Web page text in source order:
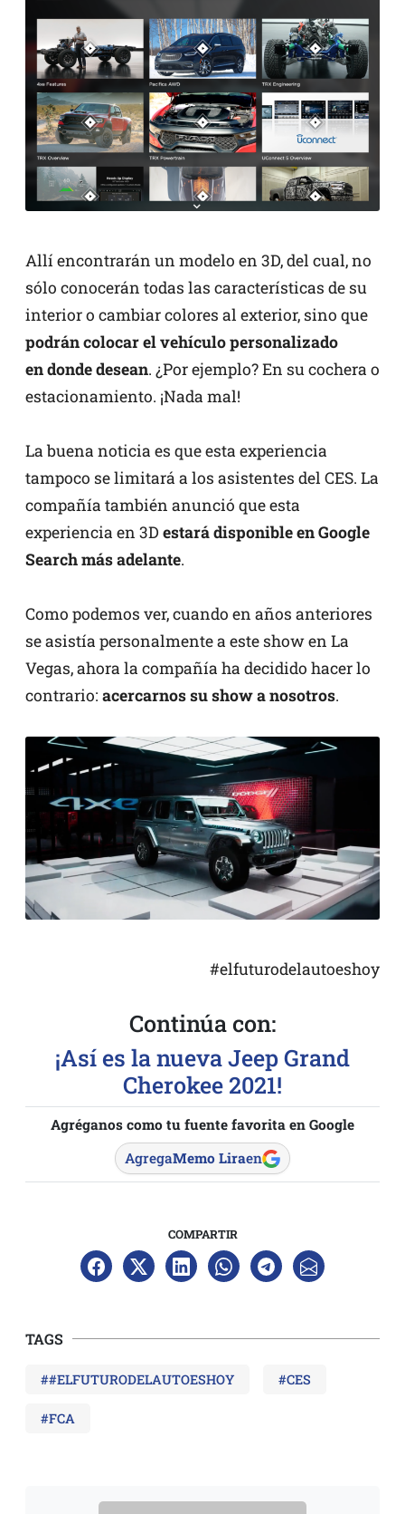
Allí encontrarán un modelo en 3D, del cual, no
sólo conocerán todas las características de su
interior o cambiar colores al exterior, sino que
podrán colocar el vehículo personalizado
en donde desean. ¿Por ejemplo? En su cochera o
estacionamiento. ¡Nada mal!
La buena noticia es que esta experiencia
tampoco se limitará a los asistentes del CES. La
compañía también anunció que esta
experiencia en 3D estará disponible en Google
Search más adelante.
Como podemos ver, cuando en años anteriores
se asistía personalmente a este show en La
Vegas, ahora la compañía ha decidido hacer lo
contrario: acercarnos su show a nosotros.
#elfuturodelautoeshoy
Continúa con:
¡Así es la nueva Jeep Grand
Cherokee 2021!
Agréganos como tu fuente favorita en Google
AgregaMemo Liraen
COMPARTIR
TAGS
##ELFUTURODELAUTOESHOY #CES
#FCA